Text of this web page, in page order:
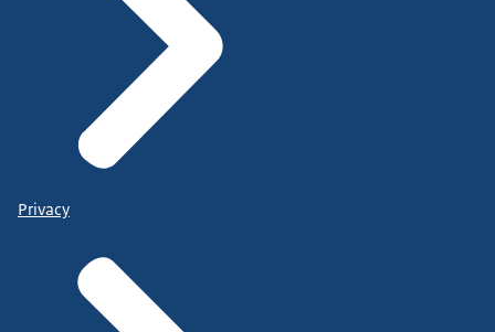
Privacy